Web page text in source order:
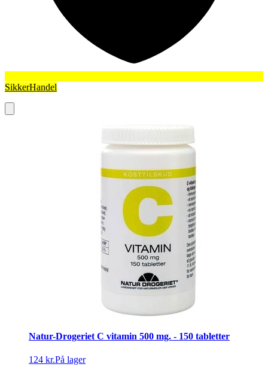
SikkerHandel
Natur-Drogeriet C vitamin 500 mg. - 150 tabletter
124 kr.På lager